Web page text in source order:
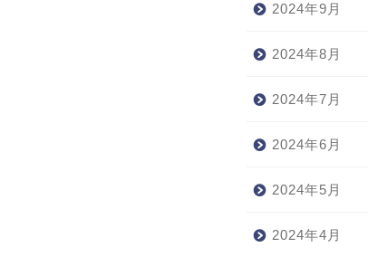
2024年9月
2024年8月
2024年7月
2024年6月
2024年5月
2024年4月